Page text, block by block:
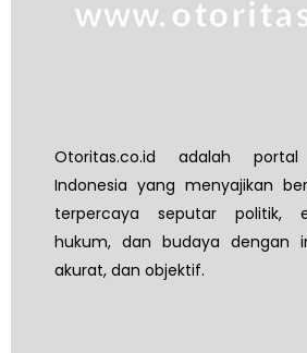
Otoritas.co.id adalah
Indonesia yang menyajikan
terpercaya seputar politik,
hukum, dan budaya dengan
akurat, dan objektif.